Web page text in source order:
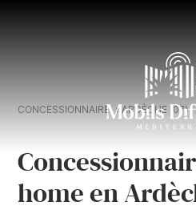
CONCESSIONNAIRE ARDÈCHE (07)
home en